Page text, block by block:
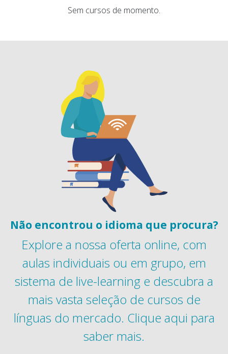
Sem cursos de momento.
Não encontrou o idioma que procura?
Explore a nossa oferta online, com
aulas individuais ou em grupo, em
sistema de live-learning e descubra a
mais vasta seleção de cursos de
línguas do mercado. Clique aqui para
saber mais.